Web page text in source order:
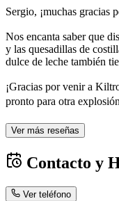
Sergio, ¡muchas gracias
Nos encanta saber que
y las quesadillas de
dulce de leche también
¡Gracias por venir a
pronto para otra
Ver más reseñas
Contacto y
Ver teléfono